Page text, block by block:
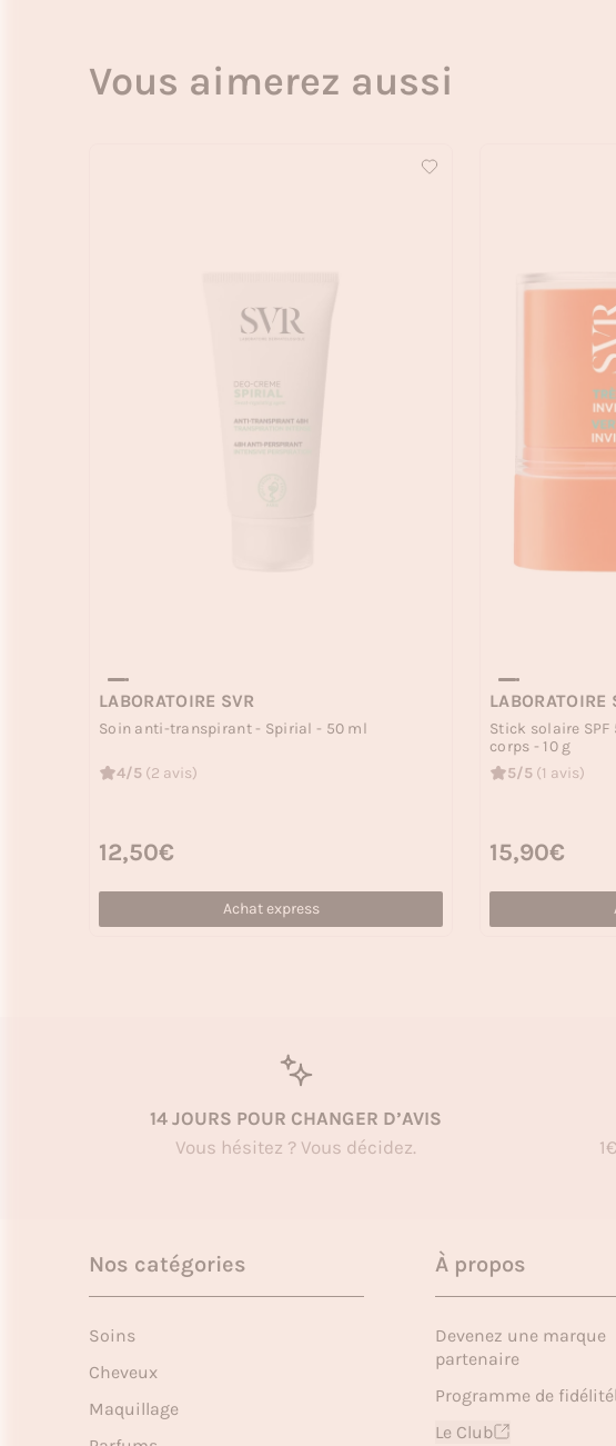
Vous aimerez aussi
LABORATOIRE SVR
Soin anti-transpirant - Spirial - 50 ml
4/5 (2 avis)
Prix habituel
12,50€
Achat express
LABORATOIRE
Stick solaire SPF
corps - 10 g
5/5 (1 avis)
Prix habituel
15,90€
14 JOURS POUR CHANGER D’AVIS
Vous hésitez ? Vous décidez.
Nos catégories
Soins
Cheveux
Maquillage
À propos
Devenez une marque
partenaire
Programme de fidélité
Le Club